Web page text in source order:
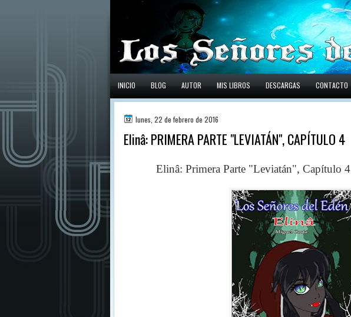
INICIO BLOG AUTOR MIS LIBROS DESCARGAS CONTACTO
lunes, 22 de febrero de 2016
Elinâ: PRIMERA PARTE "LEVIATÁN", CAPÍTULO 4
Elinâ: Primera Parte "Leviatán", Capítulo 4